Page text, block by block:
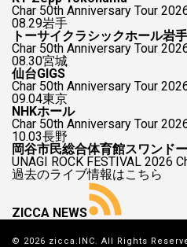
Char 50th Anniversary Tour
08.29岩手
トーサイクラシックホール岩
Char 50th Anniversary Tour
08.30宮城
仙台GIGS
Char 50th Anniversary Tour
09.04東京
NHKホール
Char 50th Anniversary Tour
10.03長野
岡谷市民総合体育館スワンド
UNAGI ROCK FESTIVAL 2026
過去のライブ情報はこちら
ZICCA NEWS
© 2026 zicca.INC. All Rights